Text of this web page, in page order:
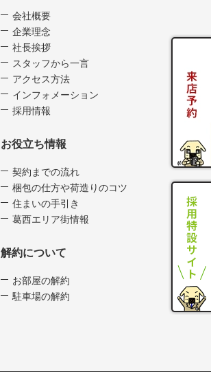
会社概要
企業理念
社長挨拶
スタッフから一言
アクセス方法
インフォメーション
採用情報
お役立ち情報
契約までの流れ
梱包の仕方や荷造りのコツ
住まいの手引き
葛西エリア街情報
解約について
お部屋の解約
駐車場の解約